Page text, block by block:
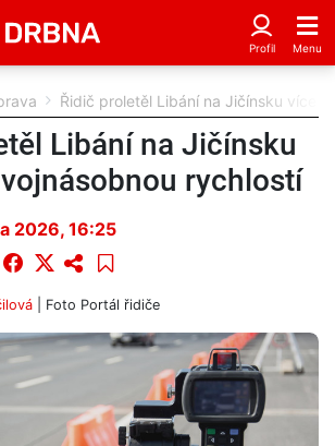
Řidič proletěl Libání na Jičínsku více
Libání na Jičínsku
rychlostí
2026, 16:25
| Foto Portál řidiče